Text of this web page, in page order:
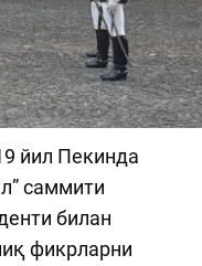
йил Пекинда
саммити
билан
фикрларни